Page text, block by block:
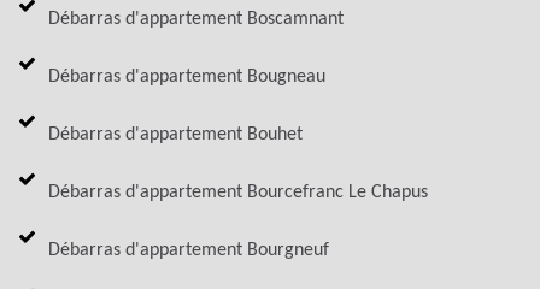
Débarras d'appartement Boscamnant
Débarras d'appartement Bougneau
Débarras d'appartement Bouhet
Débarras d'appartement Bourcefranc Le Chapus
Débarras d'appartement Bourgneuf